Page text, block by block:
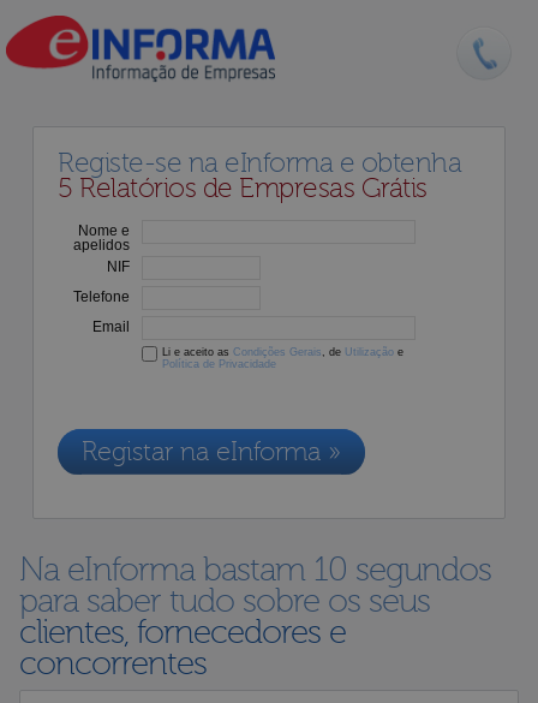
Registe-se na eInforma e obtenha
5 Relatórios de Empresas Grátis
Nome e
apelidos
NIF
Telefone
Email
Li e aceito as Condições Gerais , de Utilização e
Política de Privacidade
Registar na eInforma »
Na eInforma bastam 10 segundos
para saber tudo sobre os seus
clientes, fornecedores e
concorrentes